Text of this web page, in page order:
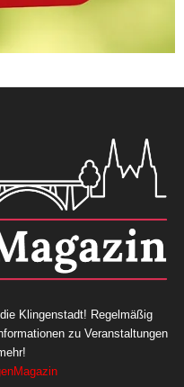
Klingenstadt! Regelmäßig
zu Veranstaltungen